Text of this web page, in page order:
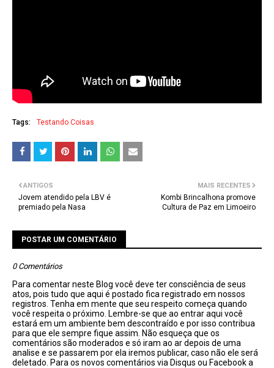
Tags: Testando Coisas
MAIS RECENTES
Kombi Brincalhona promove
Cultura de Paz em Limoeiro
ANTIGOS
Jovem atendido pela LBV é
premiado pela Nasa
POSTAR UM COMENTÁRIO
0 Comentários
Para comentar neste Blog você deve ter consciência de seus
atos, pois tudo que aqui é postado fica registrado em nossos
registros. Tenha em mente que seu respeito começa quando
você respeita o próximo. Lembre-se que ao entrar aqui você
estará em um ambiente bem descontraído e por isso contribua
para que ele sempre fique assim. Não esqueça que os
comentários são moderados e só iram ao ar depois de uma
analise e se passarem por ela iremos publicar, caso não ele será
deletado. Para os novos comentários via Disqus ou Facebook a